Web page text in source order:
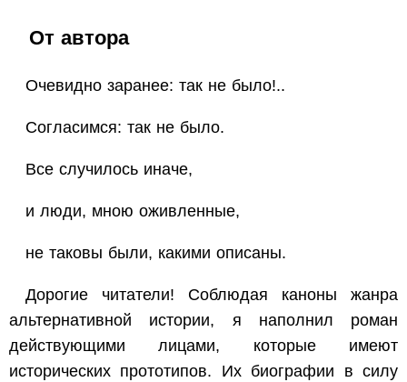
От автора
Очевидно заранее: так не было!..
Согласимся: так не было.
Все случилось иначе,
и люди, мною оживленные,
не таковы были, какими описаны.
Дорогие читатели! Соблюдая каноны жанра
альтернативной истории, я наполнил роман
действующими лицами, которые имеют
исторических прототипов. Их биографии в силу